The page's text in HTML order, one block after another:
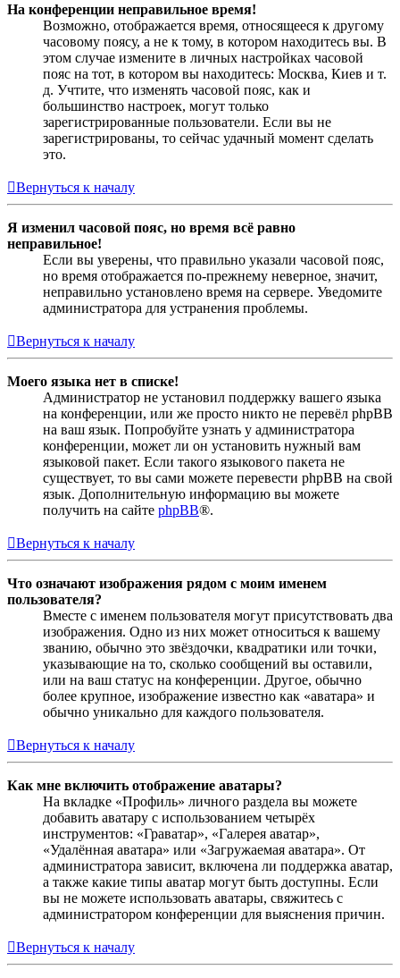
На конференции неправильное время!
Возможно, отображается время, относящееся к другому
часовому поясу, а не к тому, в котором находитесь вы. В
этом случае измените в личных настройках часовой
пояс на тот, в котором вы находитесь: Москва, Киев и т.
д. Учтите, что изменять часовой пояс, как и
большинство настроек, могут только
зарегистрированные пользователи. Если вы не
зарегистрированы, то сейчас удачный момент сделать
это.
Вернуться к началу
Я изменил часовой пояс, но время всё равно
неправильное!
Если вы уверены, что правильно указали часовой пояс,
но время отображается по-прежнему неверное, значит,
неправильно установлено время на сервере. Уведомите
администратора для устранения проблемы.
Вернуться к началу
Моего языка нет в списке!
Администратор не установил поддержку вашего языка
на конференции, или же просто никто не перевёл phpBB
на ваш язык. Попробуйте узнать у администратора
конференции, может ли он установить нужный вам
языковой пакет. Если такого языкового пакета не
существует, то вы сами можете перевести phpBB на свой
язык. Дополнительную информацию вы можете
получить на сайте phpBB®.
Вернуться к началу
Что означают изображения рядом с моим именем
пользователя?
Вместе с именем пользователя могут присутствовать два
изображения. Одно из них может относиться к вашему
званию, обычно это звёздочки, квадратики или точки,
указывающие на то, сколько сообщений вы оставили,
или на ваш статус на конференции. Другое, обычно
более крупное, изображение известно как «аватара» и
обычно уникально для каждого пользователя.
Вернуться к началу
Как мне включить отображение аватары?
На вкладке «Профиль» личного раздела вы можете
добавить аватару с использованием четырёх
инструментов: «Граватар», «Галерея аватар»,
«Удалённая аватара» или «Загружаемая аватара». От
администратора зависит, включена ли поддержка аватар,
а также какие типы аватар могут быть доступны. Если
вы не можете использовать аватары, свяжитесь с
администратором конференции для выяснения причин.
Вернуться к началу